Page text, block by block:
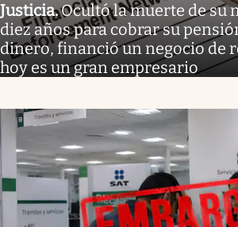
Justicia.Ocultó la muerte de su
diez años para cobrar su
dinero, financió un negocio de
hoy es un gran empresario